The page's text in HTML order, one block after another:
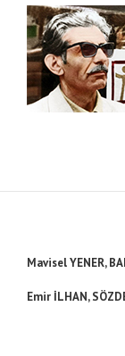
Mavisel YENER,
Emir İLHAN,